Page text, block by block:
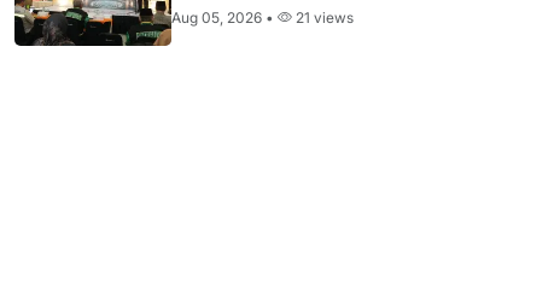
Aug 05, 2026 • 21 views